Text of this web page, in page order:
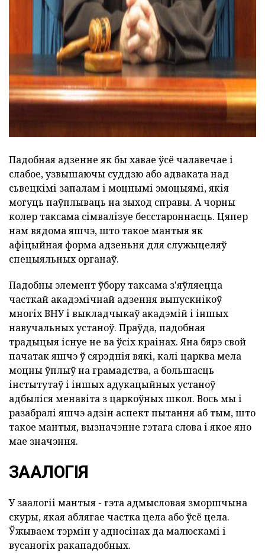
Падобная адзенне як бы хавае ўсё чалавечае і
слабое, узвышаючы суддзю або адваката над
сьвецкімі запалам і моцнымі эмоцыямі, якія
могуць паўплываць на зыход справы. А чорны
колер таксама сімвалізуе бесстароннасць. Цяпер
нам вядома яшчэ, што такое мантыя як
афіцыйная форма адзеньня для служыцеляў
спецыяльных органаў.
Падобны элемент ўбору таксама з'яўляецца
часткай акадэмічнай адзення выпускнікоў
многіх ВНУ і выкладчыкаў акадэмій і іншых
навучальных устаноў. Праўда, падобная
традыцыя існуе не ва ўсіх краінах. Яна бярэ свой
пачатак яшчэ ў сярэднія вякі, калі царква мела
моцны ўплыў на грамадства, а большасць
інстытутаў і іншых адукацыйных устаноў
адбыліся менавіта з царкоўных школ. Вось мы і
разабралі яшчэ адзін аспект пытання аб тым, што
такое мантыя, вызначэнне гэтага слова і якое яно
мае значэння.
ЗААЛОГІЯ
У заалогіі мантыя - гэта адмысловая зморшчына
скуры, якая аблягае частка цела або ўсё цела.
Ўжываем тэрмін у адносінах да малюскамі і
вусаногіх ракападобных.